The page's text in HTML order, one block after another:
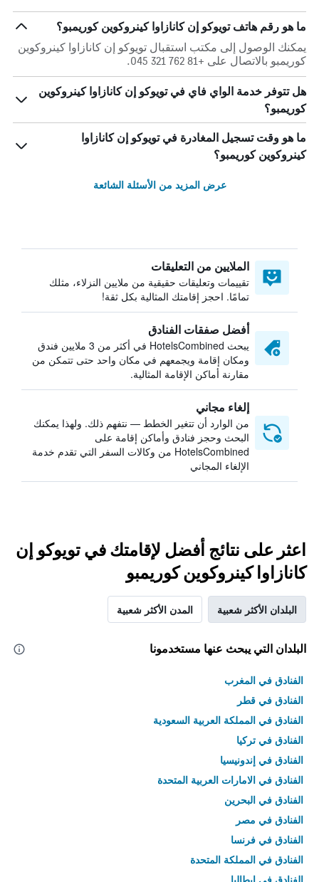
ما هو رقم هاتف تويوكو إن كانازاوا كينروكوين كوريمبو؟
يمكنك الوصول إلى مكتب استقبال تويوكو إن كانازاوا كينروكوين
كوريمبو بالاتصال على +81 762 321 045.
هل تتوفر خدمة الواي فاي في تويوكو إن كانازاوا كينروكوين
كوريمبو؟
ما هو وقت تسجيل المغادرة في تويوكو إن كانازاوا
كينروكوين كوريمبو؟
عرض المزيد من الأسئلة الشائعة
الملايين من التعليقات
تقييمات وتعليقات حقيقية من ملايين النزلاء، مثلك
تمامًا. احجز إقامتك المثالية بكل ثقة!
أفضل صفقات الفنادق
يبحث HotelsCombined في أكثر من 3 ملايين فندق
ومكان إقامة ويجمعهم في مكان واحد حتى تتمكن من
مقارنة أماكن الإقامة المثالية.
إلغاء مجاني
من الوارد أن تتغير الخطط — نتفهم ذلك. ولهذا يمكنك
البحث وحجز فنادق وأماكن إقامة على
HotelsCombined من وكالات السفر التي تقدم خدمة
الإلغاء المجاني
اعثر على نتائج أفضل لإقامتك في تويوكو إن
كانازاوا كينروكوين كوريمبو
البلدان الأكثر شعبية المدن الأكثر شعبية
البلدان التي يبحث عنها مستخدمونا
الفنادق في المغرب
الفنادق في قطر
الفنادق في المملكة العربية السعودية
الفنادق في تركيا
الفنادق في إندونيسيا
الفنادق في الامارات العربية المتحدة
الفنادق في البحرين
الفنادق في مصر
الفنادق في فرنسا
الفنادق في المملكة المتحدة
الفنادق في إيطاليا